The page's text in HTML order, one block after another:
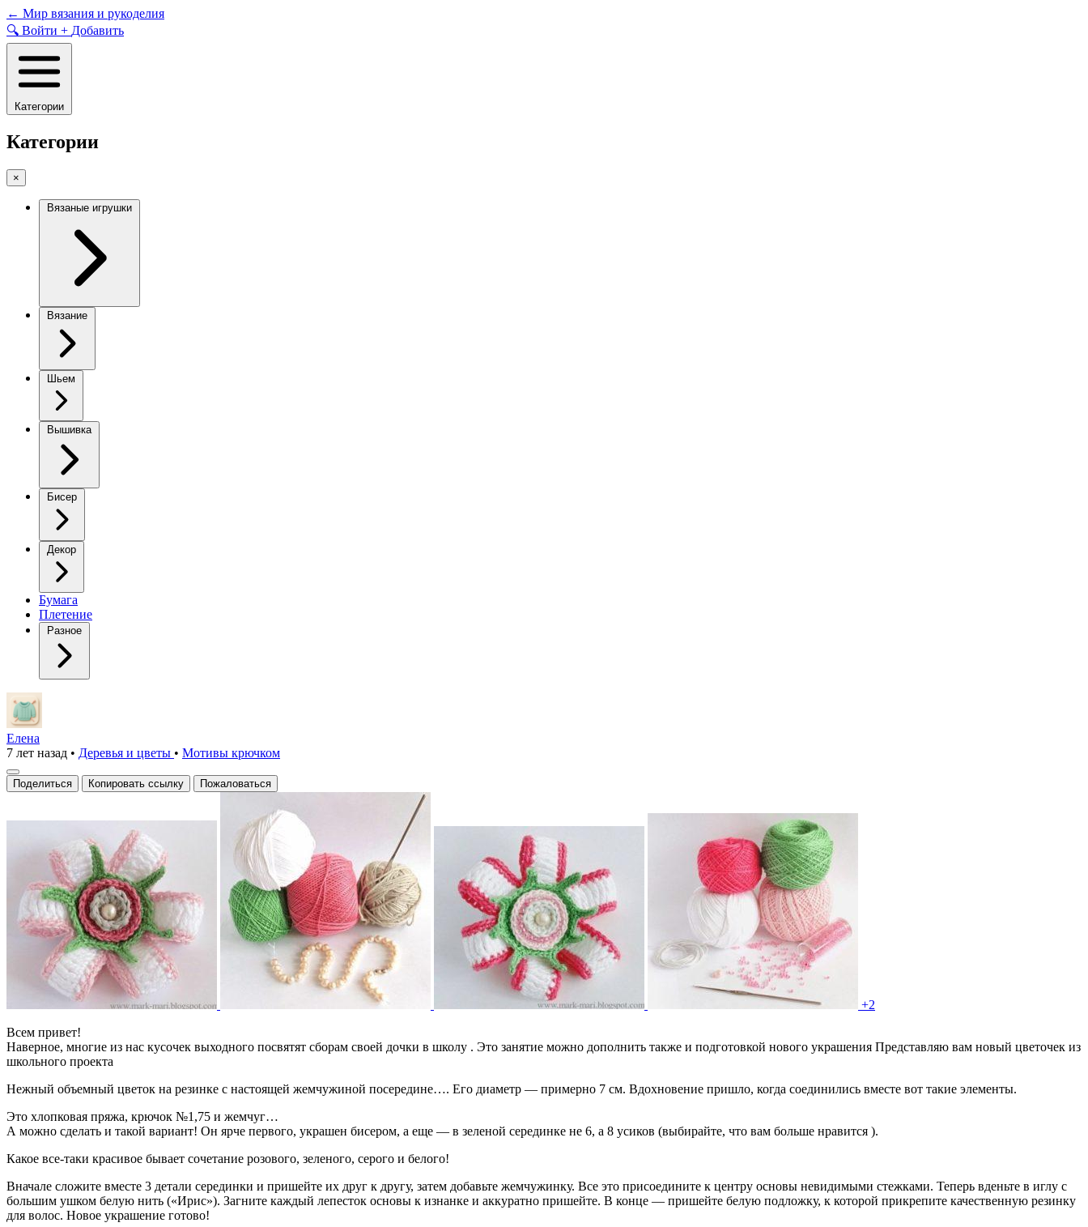
Skip
to
content
← Мир вязания и рукоделия
🔍 Войти + Добавить
Категории
Категории
×
Вязаные игрушки
Вязание
Шьем
Вышивка
Бисер
Декор
Бумага
Плетение
Разное
Цветок
«Школа.Четверг»
крючком
Елена
7 лет назад • Деревья и цветы • Мотивы крючком
Поделиться Копировать ссылку Пожаловаться
+2
Всем привет!
Наверное, многие из нас кусочек выходного посвятят сборам своей дочки в школу . Это занятие можно дополнить также и подготовкой нового украшения Представляю вам новый цветочек из
школьного проекта
Нежный объемный цветок на резинке с настоящей жемчужиной посередине…. Его диаметр — примерно 7 см. Вдохновение пришло, когда соединились вместе вот такие элементы.
Это хлопковая пряжа, крючок №1,75 и жемчуг…
А можно сделать и такой вариант! Он ярче первого, украшен бисером, а еще — в зеленой серединке не 6, а 8 усиков (выбирайте, что вам больше нравится ).
Какое все-таки красивое бывает сочетание розового, зеленого, серого и белого!
Вначале сложите вместе 3 детали серединки и пришейте их друг к другу, затем добавьте жемчужинку. Все это присоедините к центру основы невидимыми стежками. Теперь вденьте в иглу с
большим ушком белую нить («Ирис»). Загните каждый лепесток основы к изнанке и аккуратно пришейте. В конце — пришейте белую подложку, к которой прикрепите качественную резинку
для волос. Новое украшение готово!